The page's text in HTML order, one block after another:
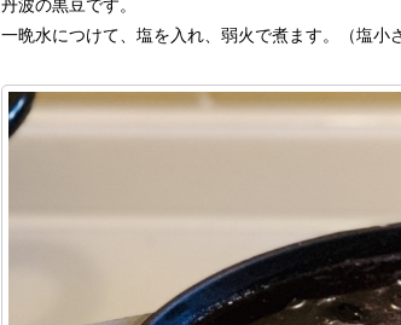
丹波の黒豆です。
一晩水につけて、塩を入れ、弱火で煮ます。（塩小